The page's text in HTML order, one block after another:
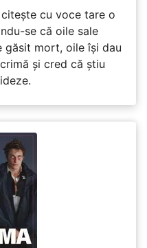
cu voce tare o
se că oile sale
găsit mort, oile își dau
și cred că știu